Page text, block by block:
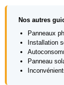
Nos autres
Panneaux
Installation
Panneau